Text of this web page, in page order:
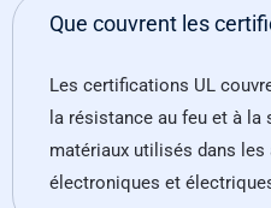
Que couvrent les
Les certifications UL
la résistance au feu et à
matériaux utilisés dans
électroniques et